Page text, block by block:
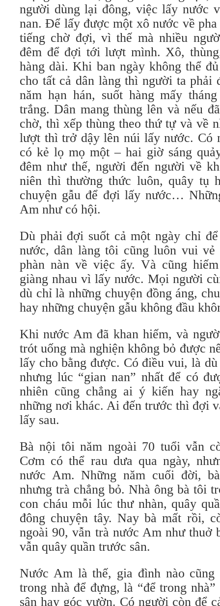
người dùng lại đông, việc lấy nước
nan. Để lấy được một xô nước về
tiếng chờ đợi, vì thế mà nhiều
đêm để đợi tới lượt mình. Xô,
hàng dài. Khi ban ngày không thể
cho tất cả dân làng thì người ta phải
năm hạn hán, suốt hàng mấy
trắng. Dân mang thùng lên và nếu
chờ, thì xếp thùng theo thứ tự và về
lượt thì trở dậy lên núi lấy nước. Có
có kẻ lọ mọ một – hai giờ sáng
đêm như thế, người đến người về
niên thì thường thức luôn, quây tụ
chuyện gẫu để đợi lấy nước…
Am như có hội.
Dù phải đợi suốt cả một ngày chỉ
nước, dân làng tôi cũng luôn vui
phàn nàn về việc ấy. Và cũng
giàng nhau vì lấy nước. Mọi người
dù chỉ là những chuyện đồng áng,
hay những chuyện gẫu không đầu
Khi nước Am đã khan hiếm, và
trót uống mà nghiện không bỏ được
lấy cho bằng được. Có điều vui, là
nhưng lúc “gian nan” nhất để có
nhiên cũng chẳng ai ý kiến hay
những nơi khác. Ai đến trước thì đợi
lấy sau.
Bà nội tôi năm ngoài 70 tuổi vẫn
Cơm có thể rau dưa qua ngày,
nước Am. Những năm cuối đời,
nhưng trà chẳng bỏ. Nhà ông bà tôi
con cháu mỗi lúc thư nhàn, quây
đông chuyện tây. Nay bà mất rồi,
ngoài 90, vẫn trà nước Am như thuở
vẫn quây quần trước sân.
Nước Am là thế, gia đình nào cũng
trong nhà để đựng, là “để trong
sân hay góc vườn. Có người còn để